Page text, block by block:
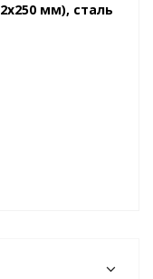
мм), сталь